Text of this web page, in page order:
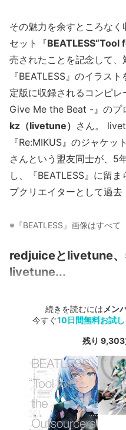
その魅力を余すところな
セット『BEATLESS“Tool
売されたことを記念して、
『BEATLESS』のイラス
定版に収録されるコンピ
Give Me the Beat -』のプ
kz（livetune） さん。
『Re:MIKUS』のジャケ
さんという盟友同士が、5
し、『BEATLESS』に留
プクリエイターとして過去
※『BEATLESS』画像はすべ
redjuiceとlivetune、
livetune...
続きを読むには メン
今すぐ10日間無料お試し
残り 9,303